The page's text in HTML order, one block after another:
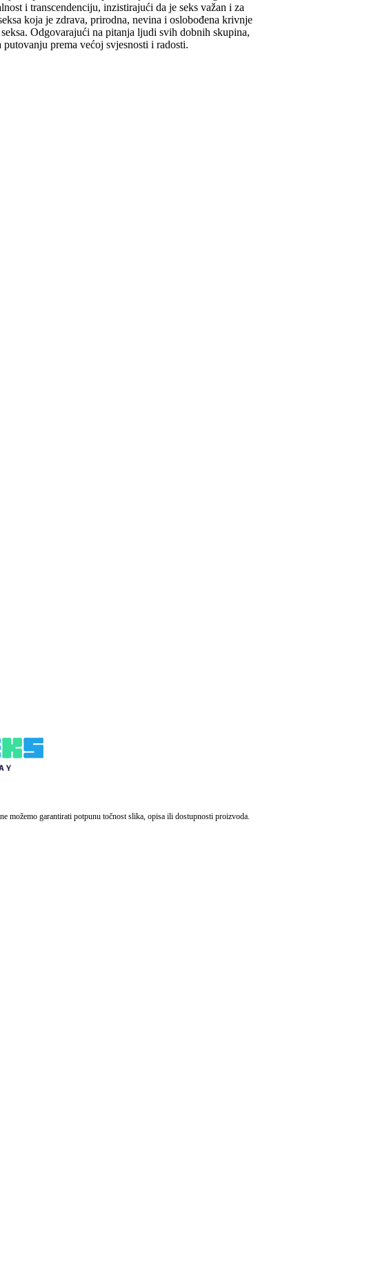
i transcendenciju, inzistirajući da je seks važan i za
koja je zdrava, prirodna, nevina i oslobođena krivnje
Odgovarajući na pitanja ljudi svih dobnih skupina,
prema većoj svjesnosti i radosti.
možemo garantirati potpunu točnost slika, opisa ili dostupnosti proizvoda.